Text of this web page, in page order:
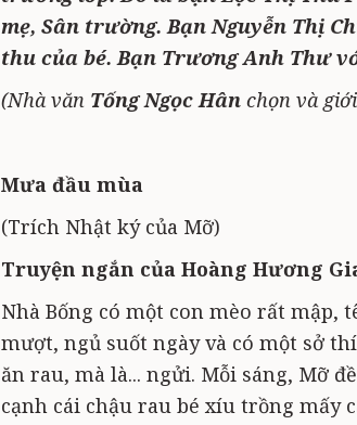
mẹ, Sân trường. Bạn Nguyễn Thị
thu của bé. Bạn Trương Anh Thư
(Nhà văn Tống Ngọc Hân chọn và
Mưa đầu mùa
(Trích Nhật ký của Mỡ)
Truyện ngắn của Hoàng Hương
Nhà Bống có một con mèo rất mập,
mượt, ngủ suốt ngày và có một sở
ăn rau, mà là... ngửi. Mỗi sáng, Mỡ
cạnh cái chậu rau bé xíu trồng mấy